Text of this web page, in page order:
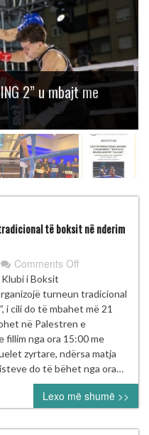
2” u mbajt me
të boksit në nderim
Comments Offon
“Kastriotët”
organizon
turneun
tradicional
të
boksit
në
nderim
të
Ditës
i Boksit
turneun tradicional
i cili do të mbahet më 21
në Palestren e
fillim nga ora 15:00 me
zyrtare, ndërsa matja
do të bëhet nga ora…
Lexo më shumë >>